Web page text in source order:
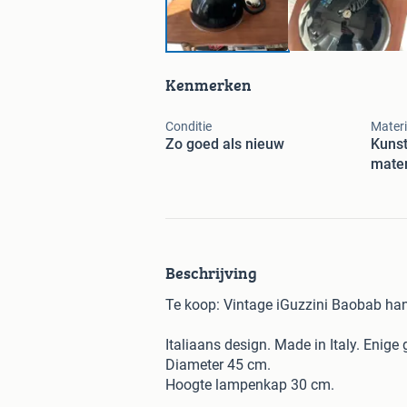
Kenmerken
Conditie
Zo goed als nieuw
Beschrijving
Te koop: Vintage iGuzzini Baobab
Italiaans design. Made in Italy.
Diameter 45 cm.
Hoogte lampenkap 30 cm.